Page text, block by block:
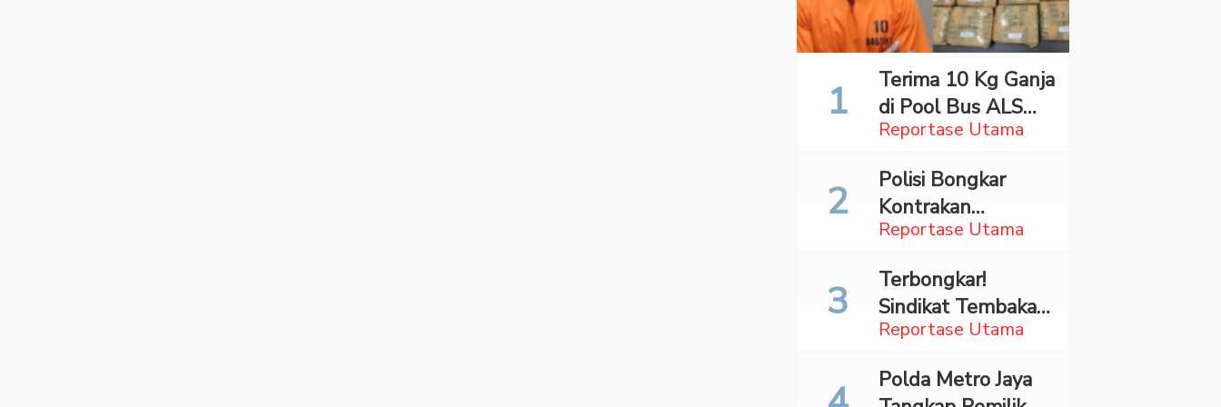
Reportase Utama
Terima 10 Kg Ganja
di Pool Bus ALS
Surabaya,
Madina Ditangkap
Bareskrim
Reportase Utama
Polisi Bongkar
Kontrakan
Penyimpan 27,96
Reportase Utama
Terbongkar!
Sindikat Tembakau
Sintetis Bermodus
di Jaksel
Polda Metro Jaya